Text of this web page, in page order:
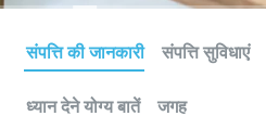
संपत्ति की जानकारी संपत्ति सुविधाएं
ध्यान देने योग्य बातें जगह